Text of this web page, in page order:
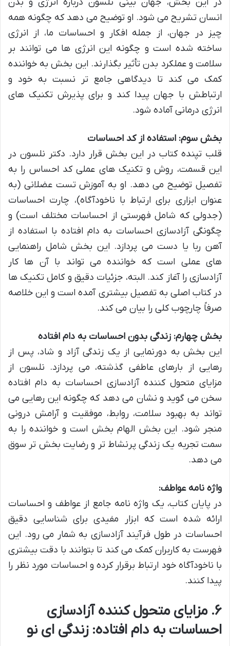
در این بخش، جهان بینی نلسون درباره انرژی و بدن
انسان تشریح می شود. او توضیح می دهد که چگونه همه
چیز در جهان، از جمله افکار و احساسات ما، از انرژی
ساخته شده است و چگونه این انرژی ها می توانند بر
سلامت و عملکرد بدن تأثیر بگذارند. این بخش به خواننده
کمک می کند تا دیدگاهی جامع تر نسبت به خود و
ارتباطش با جهان پیدا کند و برای پذیرش تکنیک های
انرژی درمانی آماده شود.
بخش سوم: استفاده از کد احساسات
قلب تپنده کتاب در این بخش قرار دارد. دکتر نلسون در
این قسمت، روش و تکنیک های عملی کد احساس را به
تفصیل توضیح می دهد. او به آموزش تست عضلانی (به
عنوان ابزاری برای ارتباط با ناخودآگاه)، چارت احساسات
(جدولی که شامل فهرستی از احساسات مختلف است) و
چگونگی آزادسازی احساسات به دام افتاده با استفاده از
آهن ربا یا دست می پردازد. این بخش شامل راهنمایی
های عملی است که خواننده می تواند با آن ها کار
آزادسازی را آغاز کند. البته، جزئیات دقیق و کامل تکنیک ها
در کتاب اصلی به تفصیل بیشتری آمده است و این خلاصه
صرفاً چارچوب کلی را بیان می کند.
بخش چهارم: زندگی بدون احساسات به دام افتاده
این بخش به دورنمایی از یک زندگی آزاد و شاد، پس از
رهایی از بارهای عاطفی گذشته، می پردازد. نلسون از
مزایای متحول کننده آزادسازی احساسات به دام افتاده
سخن می گوید و نشان می دهد که چگونه این رهایی می
تواند به بهبود سلامت، روابط، موفقیت و آرامش درونی
منجر شود. این بخش الهام بخش است و خواننده را به
سمت تجربه یک زندگی پرنشاط تر و رضایت بخش تر سوق
می دهد.
واژه نامه عواطف:
در پایان کتاب، یک واژه نامه جامع از عواطف و احساسات
ارائه شده است که ابزار مفیدی برای شناسایی دقیق
احساسات در طول فرآیند آزادسازی به شمار می رود. این
فهرست به کاربران کمک می کند تا بتوانند با دقت بیشتری
با ناخودآگاه خود ارتباط برقرار کرده و احساسات مورد نظر را
پیدا کنند.
۶. مزایای متحول کننده آزادسازی
احساسات به دام افتاده: زندگی ای نو